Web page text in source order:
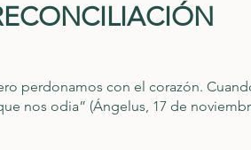
perdonamos con el corazón.
nos odia” (Ángelus, 17 de